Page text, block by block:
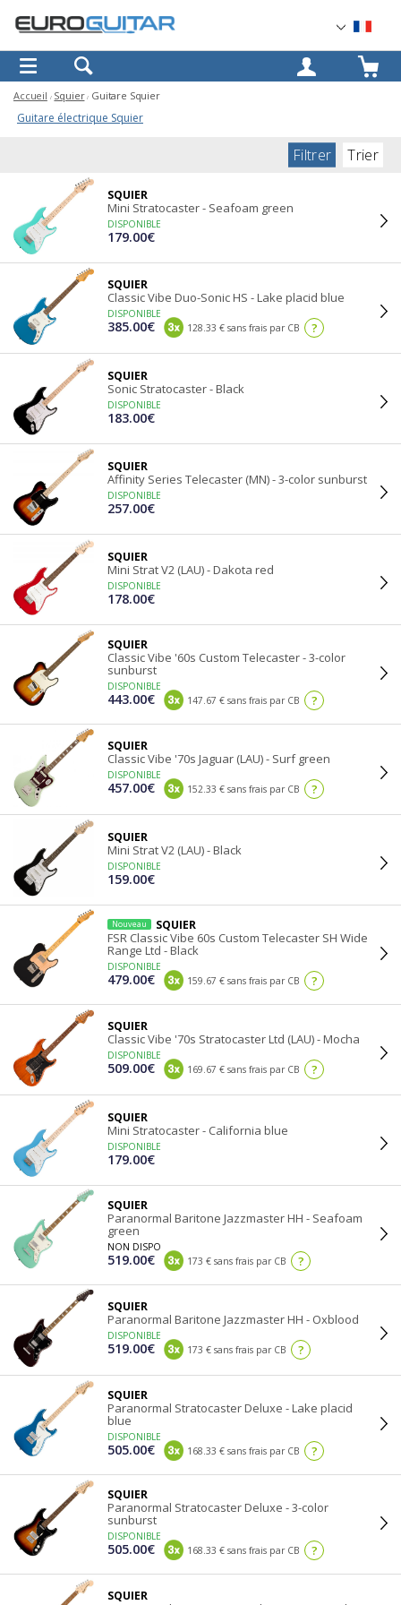
OK
Accueil Squier Guitare Squier
Guitare électrique Squier
Filtrer Trier
SQUIER
Mini Stratocaster - Seafoam green
DISPONIBLE
179.00€
SQUIER
Classic Vibe Duo-Sonic HS - Lake placid blue
DISPONIBLE
385.00€ 128.33 € sans frais par CB ?
SQUIER
Sonic Stratocaster - Black
DISPONIBLE
183.00€
SQUIER
Affinity Series Telecaster (MN) - 3-color sunburst
DISPONIBLE
257.00€
SQUIER
Mini Strat V2 (LAU) - Dakota red
DISPONIBLE
178.00€
SQUIER
Classic Vibe '60s Custom Telecaster - 3-color
sunburst
DISPONIBLE
443.00€ 147.67 € sans frais par CB ?
SQUIER
Classic Vibe '70s Jaguar (LAU) - Surf green
DISPONIBLE
457.00€ 152.33 € sans frais par CB ?
SQUIER
Mini Strat V2 (LAU) - Black
DISPONIBLE
159.00€
Nouveau SQUIER
FSR Classic Vibe 60s Custom Telecaster SH Wide
Range Ltd - Black
DISPONIBLE
479.00€ 159.67 € sans frais par CB ?
SQUIER
Classic Vibe '70s Stratocaster Ltd (LAU) - Mocha
DISPONIBLE
509.00€ 169.67 € sans frais par CB ?
SQUIER
Mini Stratocaster - California blue
DISPONIBLE
179.00€
SQUIER
Paranormal Baritone Jazzmaster HH - Seafoam
green
NON DISPO
519.00€ 173 € sans frais par CB ?
SQUIER
Paranormal Baritone Jazzmaster HH - Oxblood
DISPONIBLE
519.00€ 173 € sans frais par CB ?
SQUIER
Paranormal Stratocaster Deluxe - Lake placid
blue
DISPONIBLE
505.00€ 168.33 € sans frais par CB ?
SQUIER
Paranormal Stratocaster Deluxe - 3-color
sunburst
DISPONIBLE
505.00€ 168.33 € sans frais par CB ?
SQUIER